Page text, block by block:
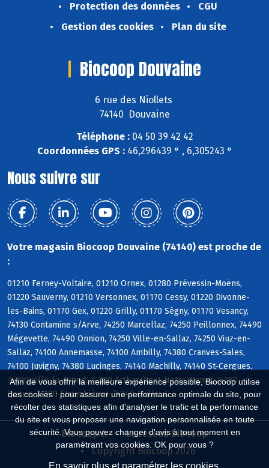
Afin de vous offrir la meilleure expérience possible, Biocoop utilise
des cookies : pour assurer une performance optimale du site, pour
récolter des statistiques afin d'analyser le trafic et la performance
du site et vous proposer une navigation personnalisée en toute
sécurité. Vous pouvez changer d'avis à tout moment en
paramétrant vos cookies. OK pour vous ?
En savoir plus et paramétrer les cookies
Protection des données
CGU
Gestion des cookies
Plan du site
Biocoop Douvaine
6 rue des Niollets
74140 Douvaine
Téléphone :04 50 39 42 42
Coordonnées GPS :46,296439 ° , 6,305243 °
Nous suivre sur
Votre magasin Biocoop Douvaine (74140) est proche de
:
01210 Ferney-Voltaire, 01210 Ornex, 01280 Prévessin-Moëns,
01220 Sauverny, 01210 Versonnex, 01170 Cessy, 01220 Divonne-
les-Bains, 01170 Gex, 01220 Grilly, 01170 Ségny, 01170 Vesancy,
74130 Contamine s/Arve, 74250 Marcellaz, 74250 Peillonnex, 74490
Mégevette, 74490 Onnion, 74250 Ville-en-Sallaz, 74250 Viuz-en-
Sallaz, 74100 Annemasse, 74100 Ambilly, 74380 Cranves-Sales,
74100 Juvigny, 74380 Lucinges, 74140 Machilly, 74140 St-Cergues,
74100 Ville-la-Grand, 74380 Arthaz-Pont-Notre-Dame, 74380
Bonne, 74100 Etrembières, 74240 Gaillard
Biocoop.fr
Le réseau Biocoop
Copyright Biocoop 2026